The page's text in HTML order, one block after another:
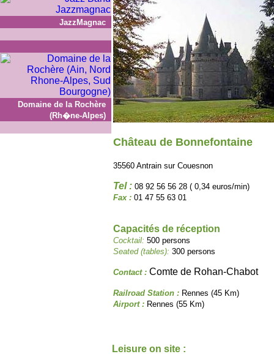
JazzMagnac
Domaine de la Rochère
(Rh�ne-Alpes)
Château de Bonnefontaine
35560 Antrain sur Couesnon
Tel : 08 92 56 56 28 ( 0,34 euros/min)
Fax : 01 47 55 63 01
Capacités de réception
Cocktail: 500 persons
Seated (tables): 300 persons
Contact : Comte de Rohan-Chabot
Railroad Station : Rennes (45 Km)
Airport : Rennes (55 Km)
Leisure on site :